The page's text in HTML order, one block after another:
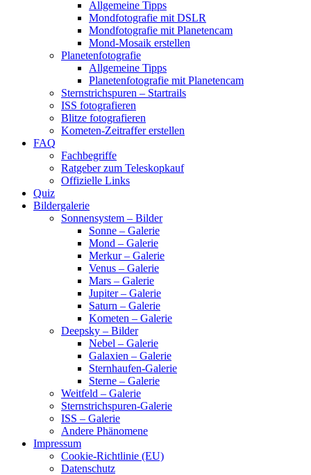
Allgemeine Tipps
Mondfotografie mit DSLR
Mondfotografie mit Planetencam
Mond-Mosaik erstellen
Planetenfotografie
Allgemeine Tipps
Planetenfotografie mit Planetencam
Sternstrichspuren – Startrails
ISS fotografieren
Blitze fotografieren
Kometen-Zeitraffer erstellen
FAQ
Fachbegriffe
Ratgeber zum Teleskopkauf
Offizielle Links
Quiz
Bildergalerie
Sonnensystem – Bilder
Sonne – Galerie
Mond – Galerie
Merkur – Galerie
Venus – Galerie
Mars – Galerie
Jupiter – Galerie
Saturn – Galerie
Kometen – Galerie
Deepsky – Bilder
Nebel – Galerie
Galaxien – Galerie
Sternhaufen-Galerie
Sterne – Galerie
Weitfeld – Galerie
Sternstrichspuren-Galerie
ISS – Galerie
Andere Phänomene
Impressum
Cookie-Richtlinie (EU)
Datenschutz